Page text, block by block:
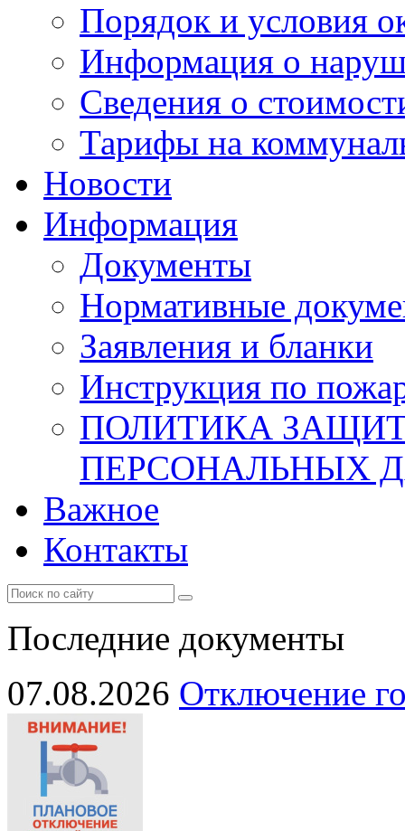
Порядок и условия
Информация о
Сведения о
Тарифы на
Новости
Информация
Документы
Нормативные
Заявления и бланки
Инструкция по
ПОЛИТИКА
ПЕРСОНАЛЬНЫХ
Важное
Контакты
Последние документы
07.08.2026 Отключение